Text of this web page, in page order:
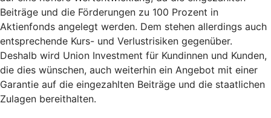
Beiträge und die Förderungen zu 100 Prozent in
Aktienfonds angelegt werden. Dem stehen allerdings auch
entsprechende Kurs- und Verlustrisiken gegenüber.
Deshalb wird Union Investment für Kundinnen und Kunden,
die dies wünschen, auch weiterhin ein Angebot mit einer
Garantie auf die eingezahlten Beiträge und die staatlichen
Zulagen bereithalten.